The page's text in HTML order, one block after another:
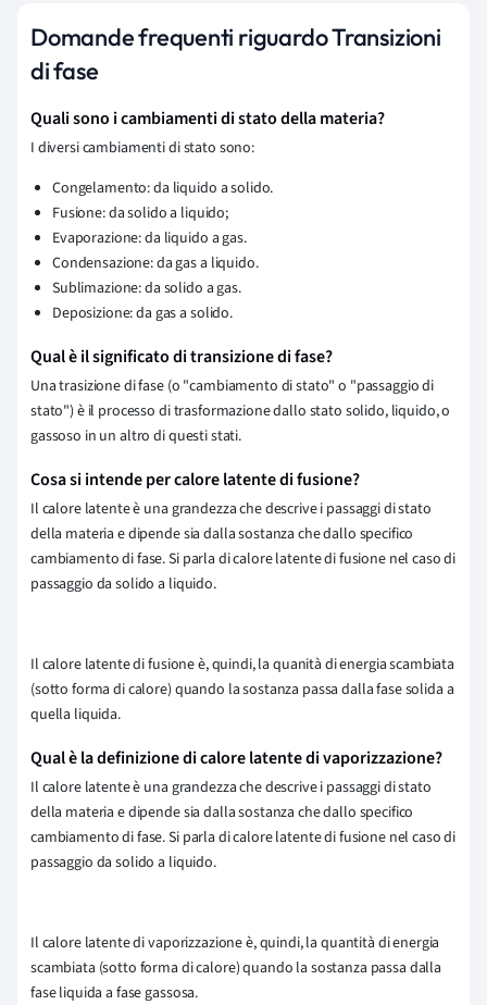
Domande frequenti riguardo Transizioni
di fase
Quali sono i cambiamenti di stato della materia?
I diversi cambiamenti di stato sono:
Congelamento: da liquido a solido.
Fusione: da solido a liquido;
Evaporazione: da liquido a gas.
Condensazione: da gas a liquido.
Sublimazione: da solido a gas.
Deposizione: da gas a solido.
Qual è il significato di transizione di fase?
Una trasizione di fase (o "cambiamento di stato" o "passaggio di
stato") è il processo di trasformazione dallo stato solido, liquido, o
gassoso in un altro di questi stati.
Cosa si intende per calore latente di fusione?
Il calore latente è una grandezza che descrive i passaggi di stato
della materia e dipende sia dalla sostanza che dallo specifico
cambiamento di fase. Si parla di calore latente di fusione nel caso di
passaggio da solido a liquido.
Il calore latente di fusione è, quindi, la quanità di energia scambiata
(sotto forma di calore) quando la sostanza passa dalla fase solida a
quella liquida.
Qual è la definizione di calore latente di vaporizzazione?
Il calore latente è una grandezza che descrive i passaggi di stato
della materia e dipende sia dalla sostanza che dallo specifico
cambiamento di fase. Si parla di calore latente di fusione nel caso di
passaggio da solido a liquido.
Il calore latente di vaporizzazione è, quindi, la quantità di energia
scambiata (sotto forma di calore) quando la sostanza passa dalla
fase liquida a fase gassosa.